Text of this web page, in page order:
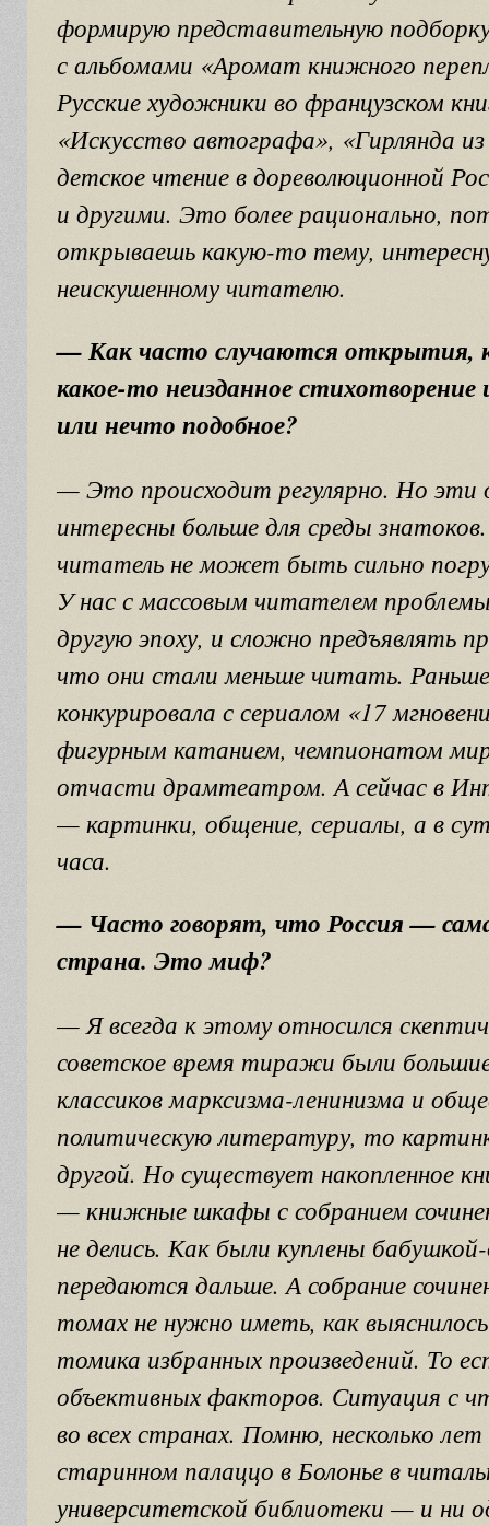
формирую представительную
с альбомами «Аромат книжного
Русские художники во французском
«Искусство автографа», «Гирлянда
детское чтение в дореволюционной
и другими. Это более рационально,
открываешь какую-то тему,
неискушенному читателю.
— Как часто случаются открытия,
какое-то неизданное стихотворение
или нечто подобное?
— Это происходит регулярно. Но
интересны больше для среды
читатель не может быть сильно
У нас с массовым читателем
другую эпоху, и сложно предъявлять
что они стали меньше читать.
конкурировала с сериалом «17
фигурным катанием, чемпионатом
отчасти драмтеатром. А сейчас в
— картинки, общение, сериалы, а в
часа.
— Часто говорят, что Россия —
страна. Это миф?
— Я всегда к этому относился
советское время тиражи были
классиков марксизма-ленинизма и
политическую литературу, то
другой. Но существует накопленное
— книжные шкафы с собранием
не делись. Как были куплены
передаются дальше. А собрание
томах не нужно иметь, как
томика избранных произведений. То
объективных факторов. Ситуация с
во всех странах. Помню, несколько лет
старинном палаццо в Болонье в
университетской библиотеки — и ни